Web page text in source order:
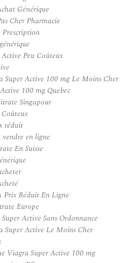
Générique
Cher Pharmacie
Peu Coûteux
Super Active 100 mg Le Moins Cher
100 mg Quebec
Singapour
réduit
en ligne
En Suisse
Prix Réduit En Ligne
Europe
Active Sans Ordonnance
Super Active Le Moins Cher
Viagra Super Active 100 mg